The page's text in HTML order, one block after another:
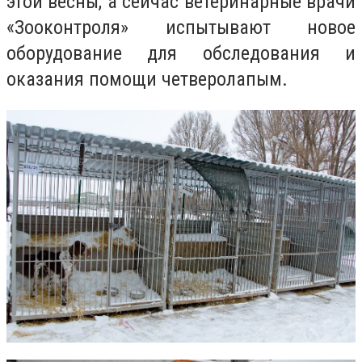
«Зооконтроля» испытывают новое
оборудование для обследования и
оказания помощи четверолапым.